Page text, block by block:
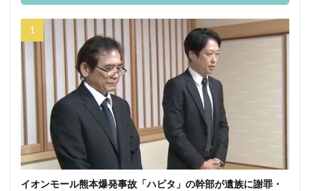
イオンモール熊本爆発事故「ハビタ」の幹部が遺族に謝罪・